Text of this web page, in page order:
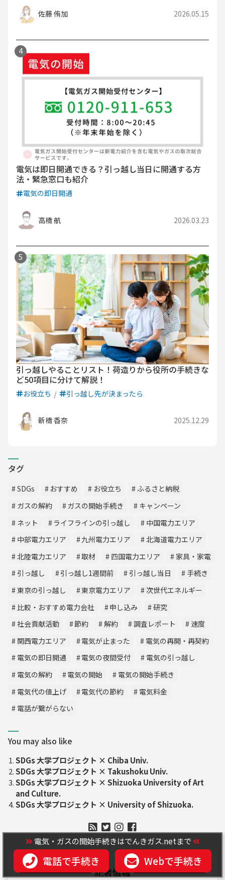
佐藤 侑加 2026.05.15
電気は即日開通できる？引っ越し当日に開通する方
法・緊急窓口も紹介
電気の即日開通
高橋 航 2026.03.23
引っ越しやることリスト！荷造りから役所の手続きな
ど50項目に分けて解説！
お役立ち 引っ越し先が決まったら
新橋 香奈 2025.12.29
タグ
SDGs おすすめ お役立ち
ふるさと納税
ガスの解約
ガスの開始手続き
キャンペーン
ネット
ライフラインの引っ越し
中国電力エリア
中部電力エリア
九州電力エリア
北海道電力エリア
北陸電力エリア
取材 四国電力エリア
家具・家電
引っ越し
引っ越し1週間前 引っ越し当日
手続き
東京の引っ越し
東京電力エリア
次世代エネルギー
比較・おすすめ電力会社
申し込み
研究
社会貢献活動
節約 解約 調査レポート
速度
関西電力エリア
電気が止まった
電気の再開・再契約
電気の即日開通
電気の夜間受付
電気の引っ越し
電気の解約
電気の開始
電気の開始手続き
電気代の値上げ
電気代の節約
電気料金
電話が繋がらない
You may also like
SDGs 大学プロジェクト × Chiba Univ.
SDGs 大学プロジェクト × Takushoku Univ.
SDGs 大学プロジェクト × Shizuoka University of Art
and Culture.
SDGs 大学プロジェクト × University of Shizuoka.
記者情報
電気・ガスの開始手続きはでんきガス.netまで
電話で手続き Webで手続き